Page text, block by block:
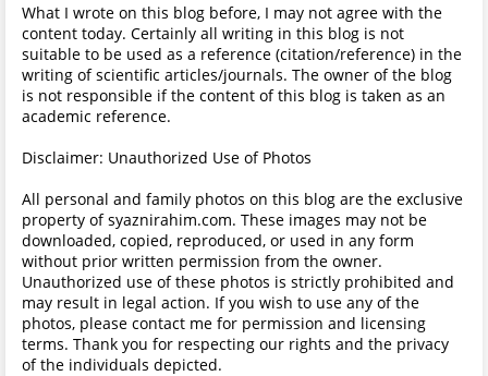
What I wrote on this blog before, I may not agree with the
content today. Certainly all writing in this blog is not
suitable to be used as a reference (citation/reference) in the
writing of scientific articles/journals. The owner of the blog
is not responsible if the content of this blog is taken as an
academic reference.
Disclaimer: Unauthorized Use of Photos
All personal and family photos on this blog are the exclusive
property of syaznirahim.com. These images may not be
downloaded, copied, reproduced, or used in any form
without prior written permission from the owner.
Unauthorized use of these photos is strictly prohibited and
may result in legal action. If you wish to use any of the
photos, please contact me for permission and licensing
terms. Thank you for respecting our rights and the privacy
of the individuals depicted.